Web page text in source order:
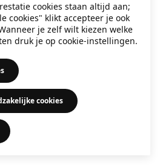
cookies staan altijd aan;
cookies" klikt accepteer je ook
je zelf wilt kiezen welke
druk je op cookie-instellingen.
cookies